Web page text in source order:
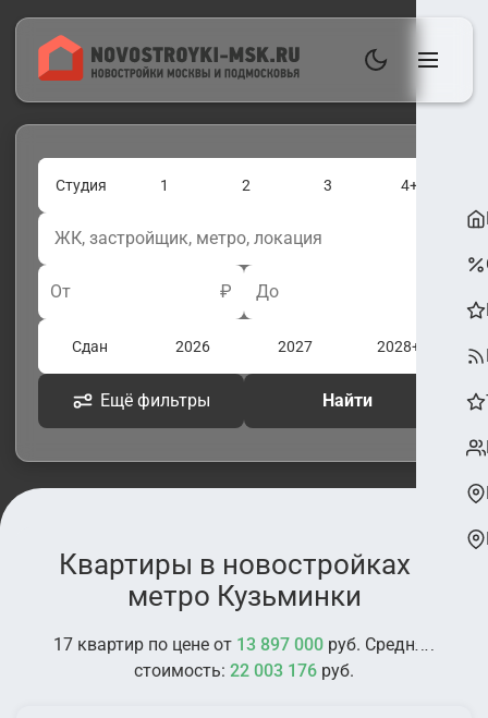
Студия 1 2 3 4+
От ₽ До
Сдан 2026 2027 2028+
Ещё фильтры Найти
Квартиры в новостройках у
метро Кузьминки
17 квартир по цене от 13 897 000 руб. Средняя
стоимость: 22 003 176 руб.